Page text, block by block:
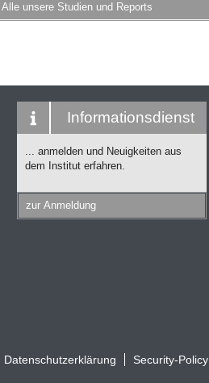
Alle unsere Studien und Reports
Informationsdienst
... anmelden und Neuigkeiten aus
dem Institut erfahren.
zur Anmeldung
Datenschutzerklärung Security-Policy